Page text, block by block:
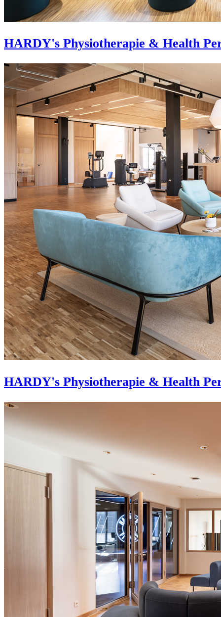
HARDY's Physiotherapie & Health
HARDY's Physiotherapie & Health